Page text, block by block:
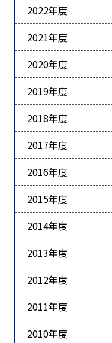
2022年度
2021年度
2020年度
2019年度
2018年度
2017年度
2016年度
2015年度
2014年度
2013年度
2012年度
2011年度
2010年度